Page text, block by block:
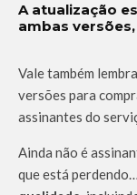
A atualização
ambas
Vale também
versões para
assinantes do
Ainda não é
que está